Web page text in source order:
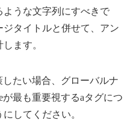
うな文字列にすべきで
タイトルと併せて、アン
ます。
たい場合、グローバルナ
最も重要視するaタグにつ
してください。